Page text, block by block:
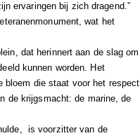
ervaringen bij zich dragend.”
wat het
dat herinnert aan de slag om
kunnen worden. Het
bloem die staat voor het respect
de krijgsmacht: de marine, de
is voorzitter van de